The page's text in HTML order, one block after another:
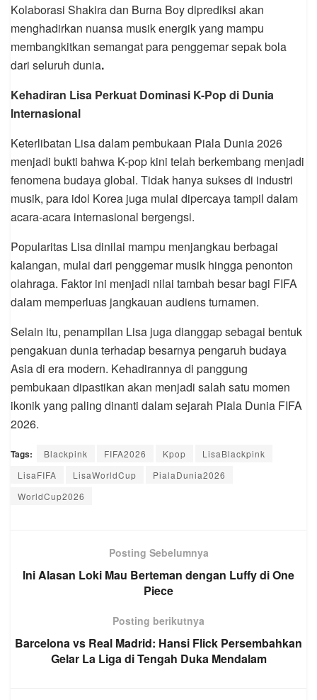
Kolaborasi Shakira dan Burna Boy diprediksi akan
menghadirkan nuansa musik energik yang mampu
membangkitkan semangat para penggemar sepak bola
dari seluruh dunia.
Kehadiran Lisa Perkuat Dominasi K-Pop di Dunia
Internasional
Keterlibatan Lisa dalam pembukaan Piala Dunia 2026
menjadi bukti bahwa K-pop kini telah berkembang menjadi
fenomena budaya global. Tidak hanya sukses di industri
musik, para idol Korea juga mulai dipercaya tampil dalam
acara-acara internasional bergengsi.
Popularitas Lisa dinilai mampu menjangkau berbagai
kalangan, mulai dari penggemar musik hingga penonton
olahraga. Faktor ini menjadi nilai tambah besar bagi FIFA
dalam memperluas jangkauan audiens turnamen.
Selain itu, penampilan Lisa juga dianggap sebagai bentuk
pengakuan dunia terhadap besarnya pengaruh budaya
Asia di era modern. Kehadirannya di panggung
pembukaan dipastikan akan menjadi salah satu momen
ikonik yang paling dinanti dalam sejarah Piala Dunia FIFA
2026.
Tags: Blackpink FIFA2026 Kpop
LisaBlackpink
LisaFIFA
LisaWorldCup
PialaDunia2026
WorldCup2026
Posting Sebelumnya
Ini Alasan Loki Mau Berteman dengan Luffy di One
Piece
Posting berikutnya
Barcelona vs Real Madrid: Hansi Flick Persembahkan
Gelar La Liga di Tengah Duka Mendalam